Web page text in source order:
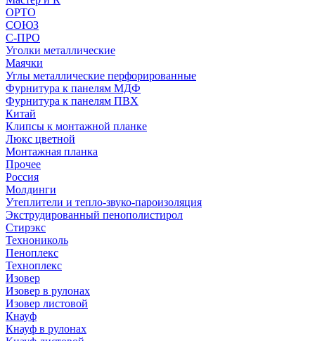
ОРТО
СОЮЗ
С-ПРО
Уголки металлические
Маячки
Углы металлические перфорированные
Фурнитура к панелям МДФ
Фурнитура к панелям ПВХ
Китай
Клипсы к монтажной планке
Люкс цветной
Монтажная планка
Прочее
Россия
Молдинги
Утеплители и тепло-звуко-пароизоляция
Экструдированный пенополистирол
Стирэкс
Технониколь
Пеноплекс
Техноплекс
Изовер
Изовер в рулонах
Изовер листовой
Кнауф
Кнауф в рулонах